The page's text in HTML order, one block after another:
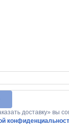
доставку» вы